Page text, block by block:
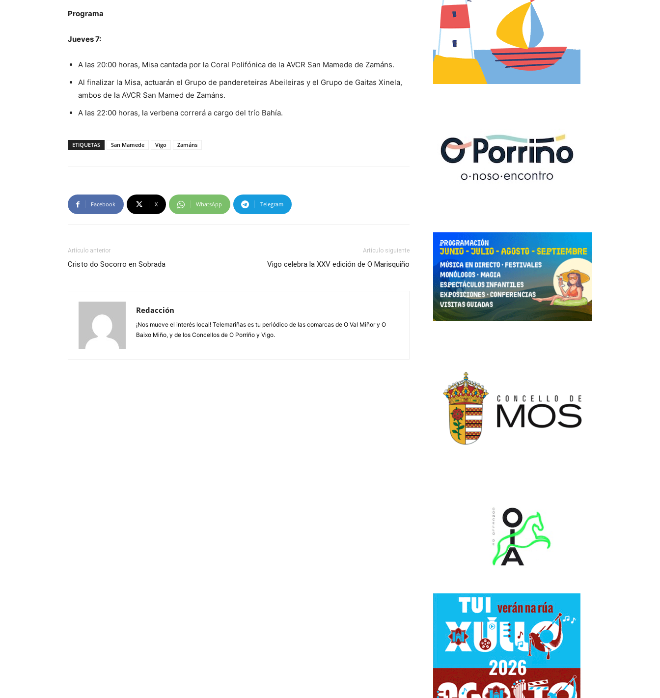
Programa
Jueves 7:
A las 20:00 horas, Misa cantada por la Coral Polifónica de la AVCR San Mamede de Zamáns.
Al finalizar la Misa, actuarán el Grupo de pandereteiras Abeileiras y el Grupo de Gaitas Xinela,
ambos de la AVCR San Mamed de Zamáns.
A las 22:00 horas, la verbena correrá a cargo del trío Bahía.
ETIQUETAS San Mamede Vigo Zamáns
Facebook X WhatsApp Telegram
Artículo anterior
Cristo do Socorro en Sobrada
Artículo siguiente
Vigo celebra la XXV edición de O Marisquiño
Redacción
¡Nos mueve el interés local! Telemariñas es tu periódico de las comarcas de O Val Miñor y O
Baixo Miño, y de los Concellos de O Porriño y Vigo.